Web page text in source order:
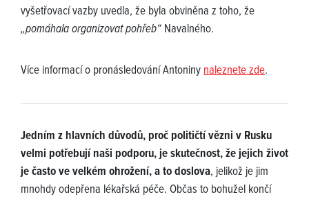
vyšetřovací vazby uvedla, že byla obviněna z toho, že
„pomáhala organizovat pohřeb“ Navalného.
Více informací o pronásledování Antoninynaleznete zde.
Jedním z hlavních důvodů, proč političtí vězni v Rusku
velmi potřebují naši podporu, je skutečnost, že jejich život
je často ve velkém ohrožení, a to doslova, jelikož je jim
mnohdy odepřena lékařská péče. Občas to bohužel končí